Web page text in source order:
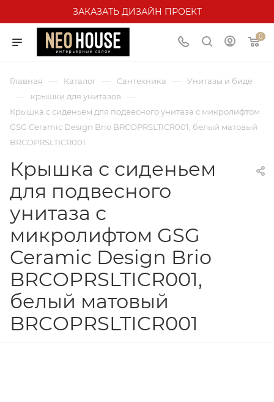
ЗАКАЗАТЬ ДИЗАЙН ПРОЕКТ
0
Главная — Каталог — Сантехника — Унитазы и биде
— крышки для унитазов —
Крышка с сиденьем для подвесного унитаза с микролифтом
GSG Ceramic Design Brio BRCOPRSLTICR001, белый матовый
BRCOPRSLTICR001
Крышка с сиденьем
для подвесного
унитаза с
микролифтом GSG
Ceramic Design Brio
BRCOPRSLTICR001,
белый матовый
BRCOPRSLTICR001